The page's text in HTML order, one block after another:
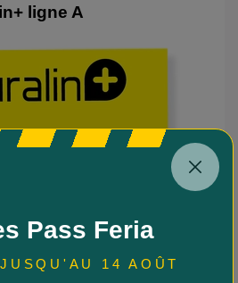
ligne A
Pass Feria
14 AOÛT